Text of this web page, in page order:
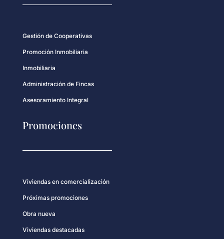
Gestión de Cooperativas
Promoción Inmobiliaria
Inmobiliaria
Administración de Fincas
Asesoramiento Integral
Promociones
Viviendas en comercialización
Próximas promociones
Obra nueva
Viviendas destacadas